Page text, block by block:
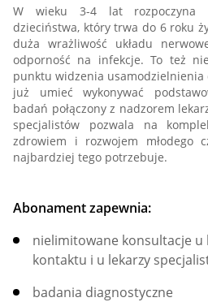
W wieku 3-4 lat rozpoczyna
dzieciństwa, który trwa do 6 roku
duża wrażliwość układu
odporność na infekcje. To też
punktu widzenia usamodzielnienia
już umieć wykonywać
badań połączony z nadzorem
specjalistów pozwala na
zdrowiem i rozwojem młodego
najbardziej tego potrzebuje.
Abonament zapewnia:
nielimitowane konsultacje u
kontaktu i u lekarzy
badania diagnostyczne